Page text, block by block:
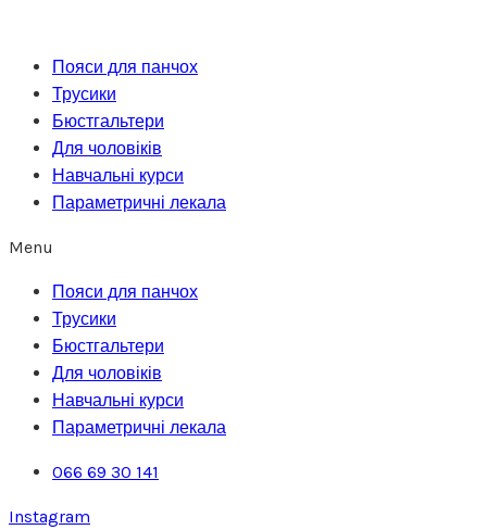
вмістуПояси для панчох
Трусики
Бюстгальтери
Для чоловіків
Навчальні курси
Параметричні лекала
Menu
Пояси для панчох
Трусики
Бюстгальтери
Для чоловіків
Навчальні курси
Параметричні лекала
066 69 30 141
Instagram